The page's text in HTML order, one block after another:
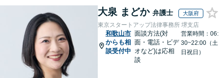
大泉 まどか 弁護士 大阪府
東京スタートアップ法律事務所 堺支店
和歌山市
からも相
談受付中
面談方法(対
面・電話・ビデ
オなど)は応相
談
営業時間：06:
30~22:00（土
日祝日）